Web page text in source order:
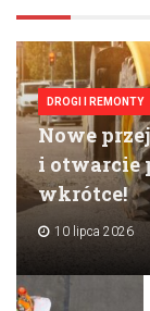
DROGI I REMONTY
Nowe
i otwarcie
wkrótce!
10 lipca 2026